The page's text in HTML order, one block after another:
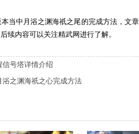
当中月浴之渊海祇之尾的完成方法，文
续内容可以关注精武网进行了解。
号塔详情介绍
之渊海祇之心完成方法